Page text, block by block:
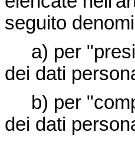
seguito
a) per
dei dati
b) per
dei dati